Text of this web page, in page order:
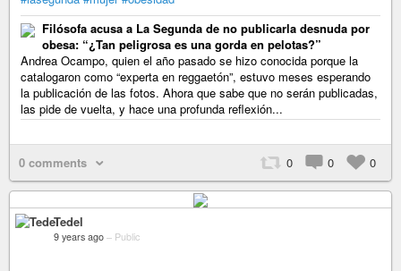
Filósofa acusa a La Segunda de no publicarla desnuda por
obesa: “¿Tan peligrosa es una gorda en pelotas?”
Andrea Ocampo, quien el año pasado se hizo conocida porque la
catalogaron como “experta en reggaetón”, estuvo meses esperando
la publicación de las fotos. Ahora que sabe que no serán publicadas,
las pide de vuelta, y hace una profunda reflexión...
0 comments 0 0 0
Tedel
9 years ago – Public